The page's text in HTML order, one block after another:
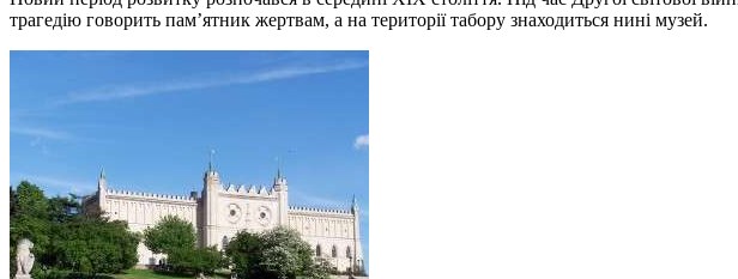
трагедію говорить пам’ятник жертвам, а на території табору знаходиться нині музей.